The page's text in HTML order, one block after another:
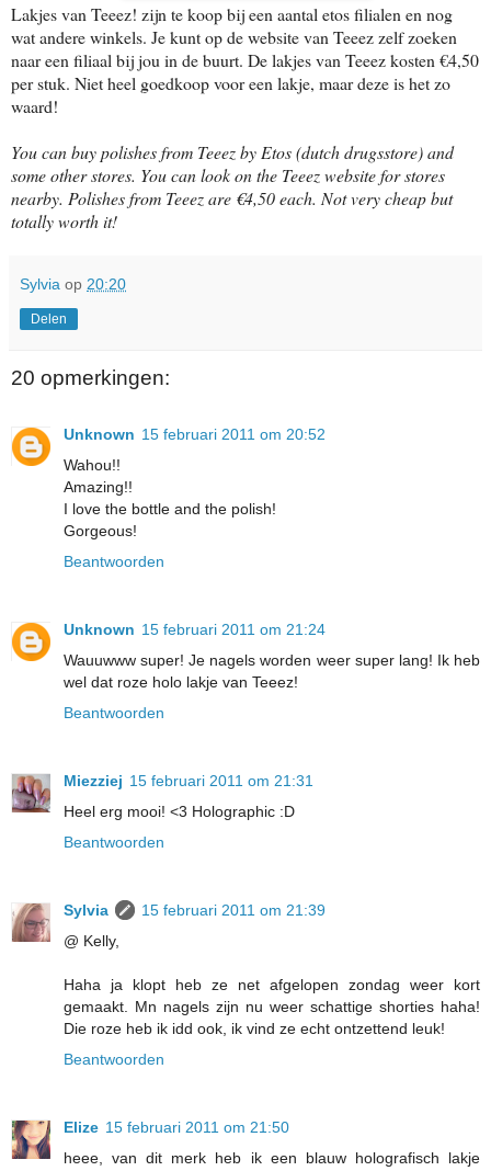
Lakjes van Teeez! zijn te koop bij een aantal etos filialen en nog
wat andere winkels. Je kunt op de website van Teeez zelf zoeken
naar een filiaal bij jou in de buurt. De lakjes van Teeez kosten €4,50
per stuk. Niet heel goedkoop voor een lakje, maar deze is het zo
waard!
You can buy polishes from Teeez by Etos (dutch drugsstore) and
some other stores. You can look on the Teeez website for stores
nearby. Polishes from Teeez are €4,50 each. Not very cheap but
totally worth it!
Sylvia op 20:20
Delen
20 opmerkingen:
Unknown 15 februari 2011 om 20:52
Wahou!!
Amazing!!
I love the bottle and the polish!
Gorgeous!
Beantwoorden
Unknown 15 februari 2011 om 21:24
Wauuwww super! Je nagels worden weer super lang! Ik heb
wel dat roze holo lakje van Teeez!
Beantwoorden
Miezziej 15 februari 2011 om 21:31
Heel erg mooi! <3 Holographic :D
Beantwoorden
Sylvia
15 februari 2011 om 21:39
@ Kelly,
Haha ja klopt heb ze net afgelopen zondag weer kort
gemaakt. Mn nagels zijn nu weer schattige shorties haha!
Die roze heb ik idd ook, ik vind ze echt ontzettend leuk!
Beantwoorden
Elize 15 februari 2011 om 21:50
heee, van dit merk heb ik een blauw holografisch lakje